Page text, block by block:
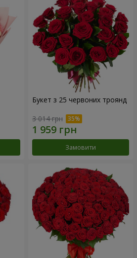
Букет з 25 червоних троянд
3 014 грн
Замовити